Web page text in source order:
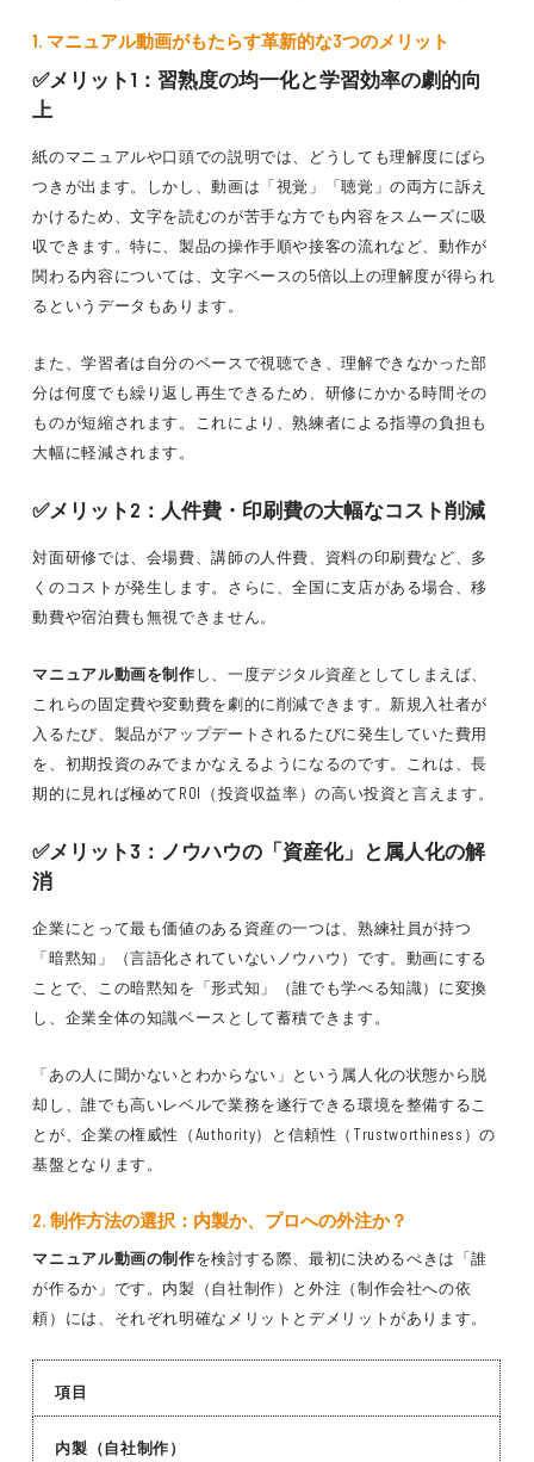
1. マニュアル動画がもたらす革新的な3つのメリット
✅メリット1：習熟度の均一化と学習効率の劇的向
上
紙のマニュアルや口頭での説明では、どうしても理解度にばら
つきが出ます。しかし、動画は「視覚」「聴覚」の両方に訴え
かけるため、文字を読むのが苦手な方でも内容をスムーズに吸
収できます。特に、製品の操作手順や接客の流れなど、動作が
関わる内容については、文字ベースの5倍以上の理解度が得られ
るというデータもあります。
また、学習者は自分のペースで視聴でき、理解できなかった部
分は何度でも繰り返し再生できるため、研修にかかる時間その
ものが短縮されます。これにより、熟練者による指導の負担も
大幅に軽減されます。
✅メリット2：人件費・印刷費の大幅なコスト削減
対面研修では、会場費、講師の人件費、資料の印刷費など、多
くのコストが発生します。さらに、全国に支店がある場合、移
動費や宿泊費も無視できません。
マニュアル動画を制作し、一度デジタル資産としてしまえば、
これらの固定費や変動費を劇的に削減できます。新規入社者が
入るたび、製品がアップデートされるたびに発生していた費用
を、初期投資のみでまかなえるようになるのです。これは、長
期的に見れば極めてROI（投資収益率）の高い投資と言えます。
✅メリット3：ノウハウの「資産化」と属人化の解
消
企業にとって最も価値のある資産の一つは、熟練社員が持つ
「暗黙知」（言語化されていないノウハウ）です。動画にする
ことで、この暗黙知を「形式知」（誰でも学べる知識）に変換
し、企業全体の知識ベースとして蓄積できます。
「あの人に聞かないとわからない」という属人化の状態から脱
却し、誰でも高いレベルで業務を遂行できる環境を整備するこ
とが、企業の権威性（Authority）と信頼性（Trustworthiness）の
基盤となります。
2. 制作方法の選択：内製か、プロへの外注か？
マニュアル動画の制作を検討する際、最初に決めるべきは「誰
が作るか」です。内製（自社制作）と外注（制作会社への依
頼）には、それぞれ明確なメリットとデメリットがあります。
項目
内製（自社制作）